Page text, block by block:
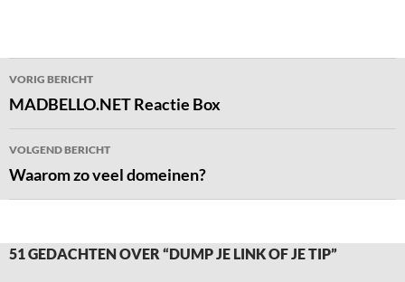
Bericht
navigatie
VORIG BERICHT
MADBELLO.NET Reactie Box
VOLGEND BERICHT
Waarom zo veel domeinen?
51 GEDACHTEN OVER “DUMP JE LINK OF JE TIP”